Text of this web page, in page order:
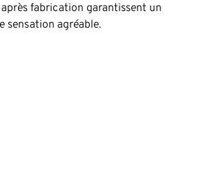
fabrication garantissent un
sensation agréable.